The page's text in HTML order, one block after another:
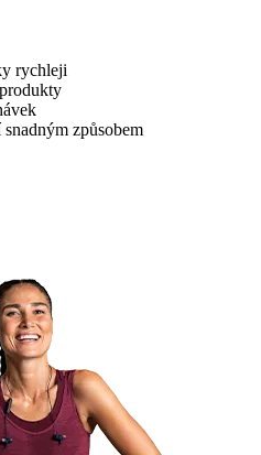
rychleji
způsobem